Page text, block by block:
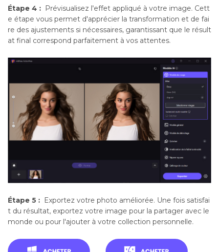
Étape 4 : Prévisualisez l'effet appliqué à votre image. Cett
e étape vous permet d'apprécier la transformation et de fai
re des ajustements si nécessaires, garantissant que le résult
at final correspond parfaitement à vos attentes.
Étape 5 : Exportez votre photo améliorée. Une fois satisfai
t du résultat, exportez votre image pour la partager avec le
monde ou pour l'ajouter à votre collection personnelle.